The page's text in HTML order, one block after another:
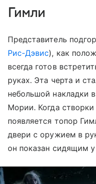
Гимли
Представитель
Рис-Дэвис), как
всегда готов
руках. Эта черта и
небольшой накладки
Мории. Когда створки
появляется топор
двери с оружием в
он показан сидящим